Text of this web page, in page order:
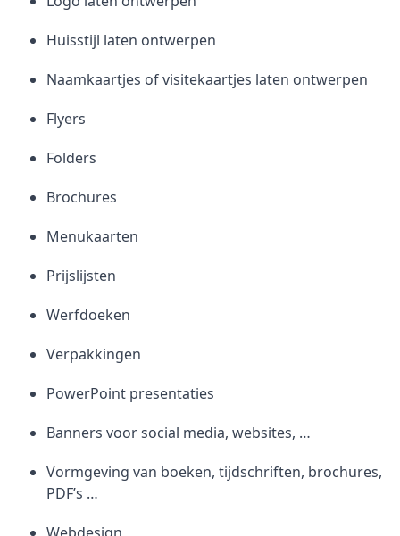
Huisstijl laten ontwerpen
Naamkaartjes of visitekaartjes laten ontwerpen
Flyers
Folders
Brochures
Menukaarten
Prijslijsten
Werfdoeken
Verpakkingen
PowerPoint presentaties
Banners voor social media, websites, …
Vormgeving van boeken, tijdschriften, brochures,
PDF’s …
Webdesign